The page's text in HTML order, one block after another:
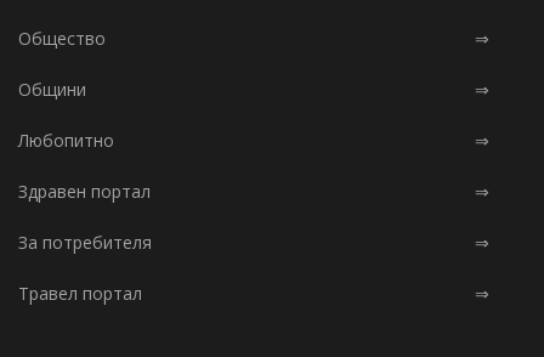
Общество ⇒
Общини ⇒
Любопитно ⇒
Здравен портал ⇒
За потребителя ⇒
Травел портал ⇒